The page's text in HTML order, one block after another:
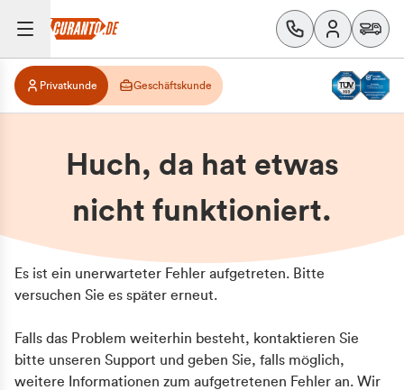
Privatkunde Geschäftskunde
Huch, da hat etwas
nicht funktioniert.
Es ist ein unerwarteter Fehler aufgetreten. Bitte
versuchen Sie es später erneut.
Falls das Problem weiterhin besteht, kontaktieren Sie
bitte unseren Support und geben Sie, falls möglich,
weitere Informationen zum aufgetretenen Fehler an. Wir